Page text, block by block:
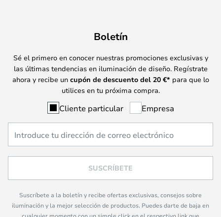
Boletín
Sé el primero en conocer nuestras promociones exclusivas y
las últimas tendencias en iluminación de diseño. Regístrate
ahora y recibe un cupón de descuento del 20 €* para que lo
utilices en tu próxima compra.
Cliente particular Empresa
SUSCRÍBETE
Suscríbete a la boletín y recibe ofertas exclusivas, consejos sobre
iluminación y la mejor selección de productos. Puedes darte de baja en